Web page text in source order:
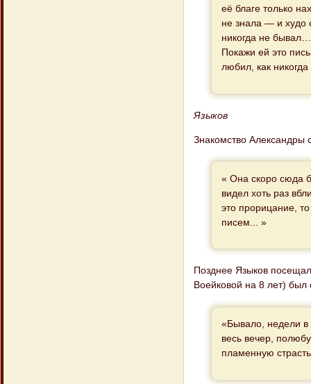
её благе только
не знала — и худо
никогда не
Покажи ей это
любил, как
Языков
Знакомство Александры
« Она скоро сюда
видел хоть раз
это прорицание,
писем... »
Позднее Языков
Воейковой на 8 лет) был
«Бывало, недели в
весь вечер,
пламенную